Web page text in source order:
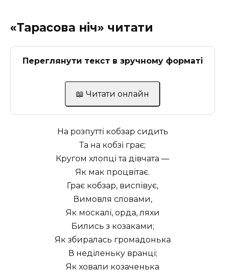
«Тарасова ніч» читати
Переглянути текст в зручному форматі
📖 Читати онлайн
На розпутті кобзар сидить
Та на кобзі грає;
Кругом хлопці та дівчата —
Як мак процвітає.
Грає кобзар, виспівує,
Вимовля словами,
Як москалі, орда, ляхи
Бились з козаками;
Як збиралась громадонька
В неділеньку вранці;
Як ховали козаченька